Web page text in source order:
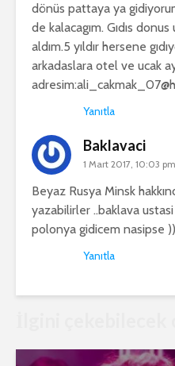
dönüs pattaya ya
de kalacagım. Gıdıs
aldım.5 yıldır hersene
arkadaslara otel ve ucak
Yanıtla
Baklavaci
1 Mart 2017, 10:03 pm
Beyaz Rusya Minsk
yazabilirler ..baklava
polonya gidicem nasipse
Yanıtla